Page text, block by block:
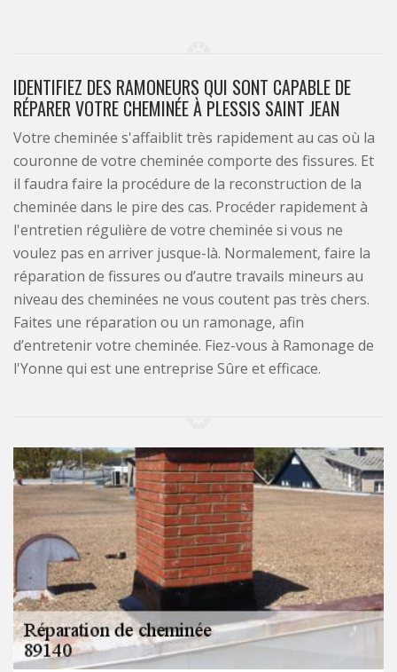
IDENTIFIEZ DES RAMONEURS QUI SONT CAPABLE DE
RÉPARER VOTRE CHEMINÉE À PLESSIS SAINT JEAN
Votre cheminée s'affaiblit très rapidement au cas où la
couronne de votre cheminée comporte des fissures. Et
il faudra faire la procédure de la reconstruction de la
cheminée dans le pire des cas. Procéder rapidement à
l'entretien régulière de votre cheminée si vous ne
voulez pas en arriver jusque-là. Normalement, faire la
réparation de fissures ou d’autre travails mineurs au
niveau des cheminées ne vous coutent pas très chers.
Faites une réparation ou un ramonage, afin
d’entretenir votre cheminée. Fiez-vous à Ramonage de
l'Yonne qui est une entreprise Sûre et efficace.